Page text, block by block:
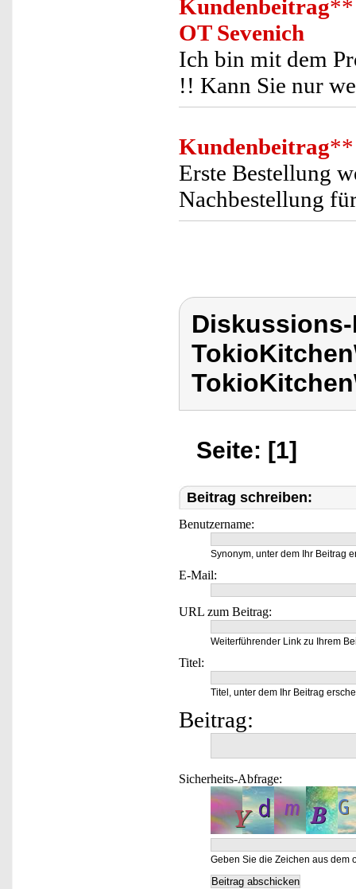
Kundenbeitrag**
OT Sevenich
Ich bin mit dem
!! Kann Sie nur
Kundenbeitrag**
Erste Bestellung
Nachbestellung
Seite: [1]
Beitrag schreiben:
Benutzername:
Synonym, unter dem Ihr Beitrag
E-Mail:
URL zum Beitrag:
Weiterführender Link zu Ihrem
Titel:
Titel, unter dem Ihr Beitrag
Beitrag:
Sicherheits-Abfrage:
Geben Sie die Zeichen aus dem